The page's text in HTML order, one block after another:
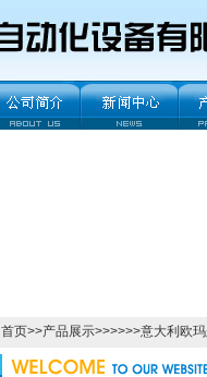
首页>>产品展示>>>>>>意大利欧